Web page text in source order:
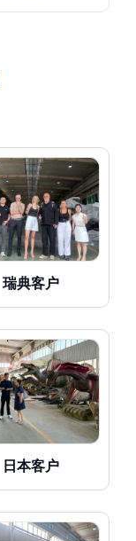
瑞典客户
日本客户